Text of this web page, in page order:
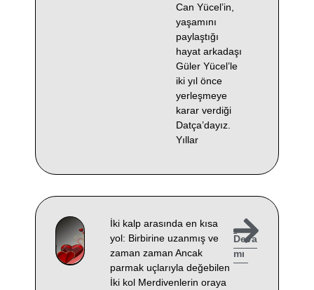
Can Yücel’in,
yaşamını
paylaştığı
hayat arkadaşı
Güler Yücel’le
iki yıl önce
yerleşmeye
karar verdiği
Datça’dayız.
Yıllar
İki kalp arasında en kısa
yol: Birbirine uzanmış ve
zaman zaman Ancak
parmak uçlarıyla değebilen
İki kol Merdivenlerin oraya
Deva
mı